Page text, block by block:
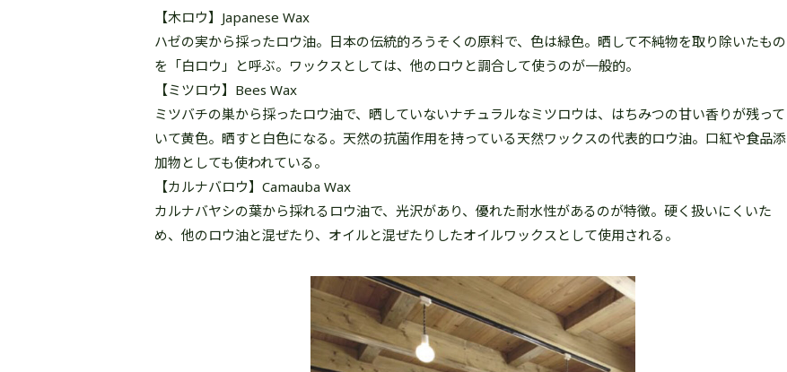
【木ロウ】Japanese Wax
ハゼの実から採ったロウ油。日本の伝統的ろうそくの原料で、色は緑色。晒して不純物を取り除いたもの
を「白ロウ」と呼ぶ。ワックスとしては、他のロウと調合して使うのが一般的。
【ミツロウ】Bees Wax
ミツバチの巣から採ったロウ油で、晒していないナチュラルなミツロウは、はちみつの甘い香りが残って
いて黄色。晒すと白色になる。天然の抗菌作用を持っている天然ワックスの代表的ロウ油。口紅や食品添
加物としても使われている。
【カルナバロウ】Camauba Wax
カルナバヤシの葉から採れるロウ油で、光沢があり、優れた耐水性があるのが特徴。硬く扱いにくいた
め、他のロウ油と混ぜたり、オイルと混ぜたりしたオイルワックスとして使用される。